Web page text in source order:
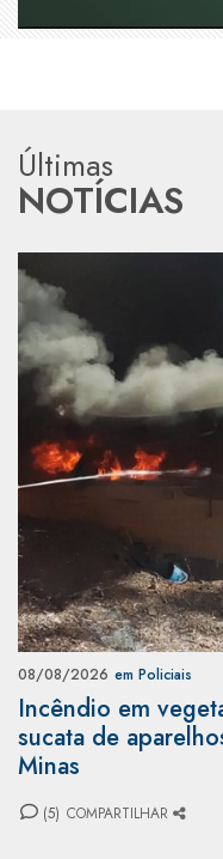
Últimas
NOTÍCIAS
08/08/2026 em Policiais
Incêndio em
sucata de
Minas
(5) COMPARTILHAR